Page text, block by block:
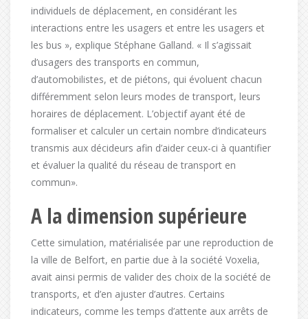
individuels de déplacement, en considérant les
interactions entre les usagers et entre les usagers et
les bus », explique Stéphane Galland. « Il s’agissait
d’usagers des transports en commun,
d’automobilistes, et de piétons, qui évoluent chacun
différemment selon leurs modes de transport, leurs
horaires de déplacement. L’objectif ayant été de
formaliser et calculer un certain nombre d’indicateurs
transmis aux décideurs afin d’aider ceux-ci à quantifier
et évaluer la qualité du réseau de transport en
commun».
A la dimension supérieure
Cette simulation, matérialisée par une reproduction de
la ville de Belfort, en partie due à la société Voxelia,
avait ainsi permis de valider des choix de la société de
transports, et d’en ajuster d’autres. Certains
indicateurs, comme les temps d’attente aux arrêts de